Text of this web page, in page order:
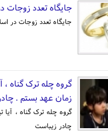
جایگاه تعدد زوجات
جایگاه تعدد زوجات در
گروه چله ترک گناه
زمان عهد بستم .
گروه چله ترک گناه ،
چادر زیباست